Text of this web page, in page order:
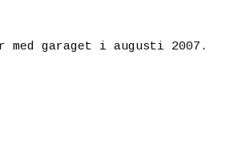
med garaget i augusti 2007.